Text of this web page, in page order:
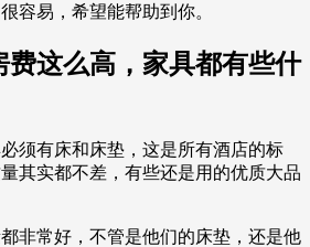
容易，希望能帮助到你。
费这么高，家具都有些什
须有床和床垫，这是所有酒店的标
其实都不差，有些还是用的优质大品
非常好，不管是他们的床垫，还是他